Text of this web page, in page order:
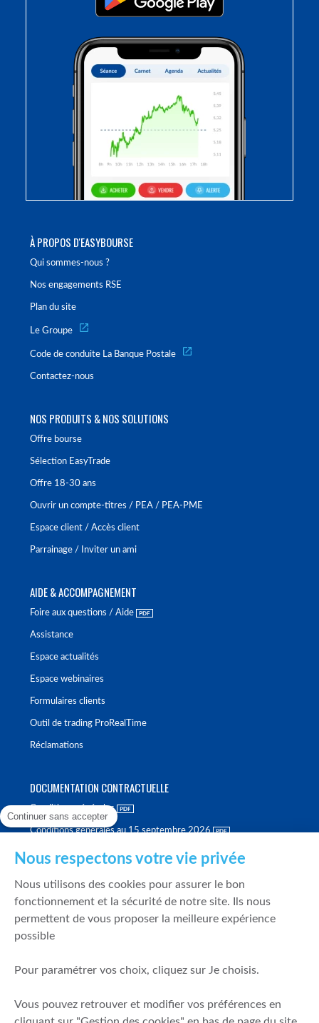
À PROPOS D'EASYBOURSE
Qui sommes-nous ?
Nos engagements RSE
Plan du site
Le Groupe
Code de conduite La Banque Postale
Contactez-nous
NOS PRODUITS & NOS SOLUTIONS
Offre bourse
Sélection EasyTrade
Offre 18-30 ans
Ouvrir un compte-titres / PEA / PEA-PME
Espace client / Accès client
Parrainage / Inviter un ami
AIDE & ACCOMPAGNEMENT
Foire aux questions / Aide
Assistance
Espace actualités
Espace webinaires
Formulaires clients
Outil de trading ProRealTime
Réclamations
DOCUMENTATION CONTRACTUELLE
Conditions générales
Conditions générales au 15 septembre 2026
Politique de meilleure sélection
Politique de durabilité
Fonds de garantie des dépôts et de résolution
Mentions légales
Continuer sans accepter
Nous respectons votre vie privée
Nous utilisons des cookies pour assurer le bon
fonctionnement et la sécurité de notre site. Ils nous
permettent de vous proposer la meilleure expérience
possible
Pour paramétrer vos choix, cliquez sur Je choisis.
Vous pouvez retrouver et modifier vos préférences en